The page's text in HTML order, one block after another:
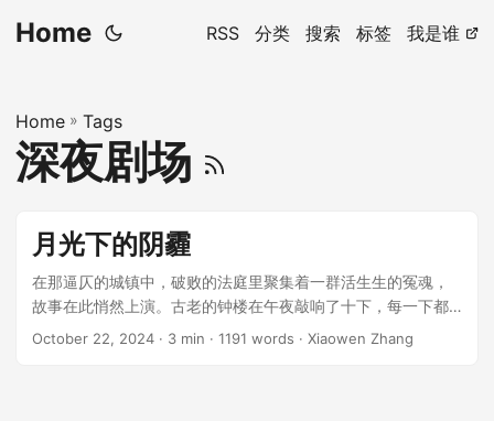
Home RSS 分类 搜索 标签 我是谁
Home » Tags
深夜剧场
月光下的阴霾
在那逼仄的城镇中，破败的法庭里聚集着一群活生生的冤魂，
故事在此悄然上演。古老的钟楼在午夜敲响了十下，每一下都
如同敲打在人心上。法官布瑞克，一位行将朽木的老人，以颤
October 22, 2024 · 3 min · 1191 words · Xiaowen Zhang